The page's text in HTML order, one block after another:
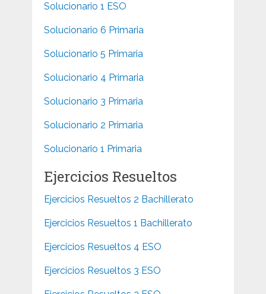
Solucionario 1 ESO
Solucionario 6 Primaria
Solucionario 5 Primaria
Solucionario 4 Primaria
Solucionario 3 Primaria
Solucionario 2 Primaria
Solucionario 1 Primaria
Ejercicios Resueltos
Ejercicios Resueltos 2 Bachillerato
Ejercicios Resueltos 1 Bachillerato
Ejercicios Resueltos 4 ESO
Ejercicios Resueltos 3 ESO